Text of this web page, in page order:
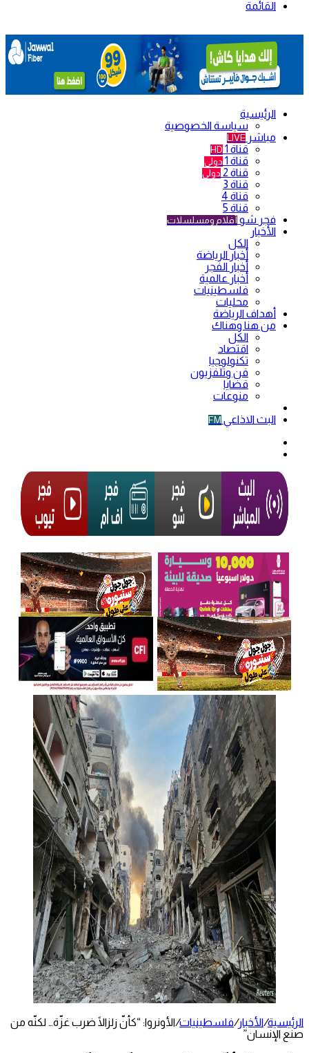
القائمة
الرئيسية
سياسة الخصوصية
مباشر LIVE
قناة 1 HD
قناة 1 دولي
قناة 2 دولي
قناة 3
قناة 4
قناة 5
فجر شو أفلام ومسلسلات
الأخبار
الكل
أخبار الرياضة
أخبار الفجر
أخبار عالمية
فلسطينيات
محليات
أهداف الرياضة
من هنا وهناك
الكل
اقتصاد
تكنولوجيا
فن وتلفزيون
قضايا
منوعات
البث الاذاعي FM
الرئيسية/الأخبار/فلسطينيات/الأونروا: “كأنّ زلزالًا ضرب غزّة… لكنّه من
صنع الإنسان”